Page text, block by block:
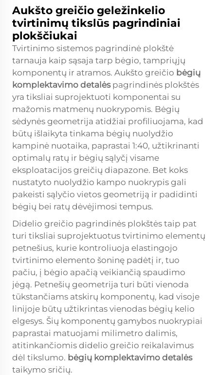
Aukšto greičio geležinkelio
tvirtinimų tikslūs pagrindiniai
plokščiukai
Tvirtinimo sistemos pagrindinė plokštė
tarnauja kaip sąsaja tarp bėgio, tampriųjų
komponentų ir atramos. Aukšto greičio bėgių
komplektavimo detalės pagrindinės plokštės
yra tiksliai suprojektuoti komponentai su
mažomis matmenų nuokrypomis. Bėgių
sėdynės geometrija atidžiai profiliuojama, kad
būtų išlaikyta tinkama bėgių nuolydžio
kampinė nuotaika, paprastai 1:40, užtikrinanti
optimalų ratų ir bėgių sąlyčį visame
eksploatacijos greičių diapazone. Bet koks
nustatyto nuolydžio kampo nuokrypis gali
pakeisti sąlyčio vietos geometriją ir padidinti
bėgių bei ratų dėvėjimosi tempus.
Didelio greičio pagrindinės plokštės taip pat
turi tiksliai suprojektuotus tvirtinimo elementų
petnešius, kurie kontroliuoja elastingojo
tvirtinimo elemento šoninę padėtį ir, tuo
pačiu, į bėgio apačią veikiančią spaudimo
jėgą. Petnešių geometrija turi būti vienoda
tūkstančiams atskirų komponentų, kad visoje
linijoje būtų užtikrintas vienodas bėgių kelio
elgesys. Šių komponentų gamybos nuokrypiai
paprastai matuojami milimetro dalimis,
atitinkančiomis didelio greičio reikalavimus
dėl tikslumo. bėgių komplektavimo detalės
taikymo sričių.